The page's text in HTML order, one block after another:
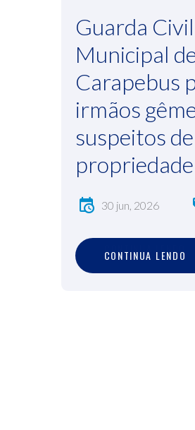
Guarda Civil
Municipal
Carapebus
irmãos
suspeitos
30 jun, 2026
CONTINUA LENDO